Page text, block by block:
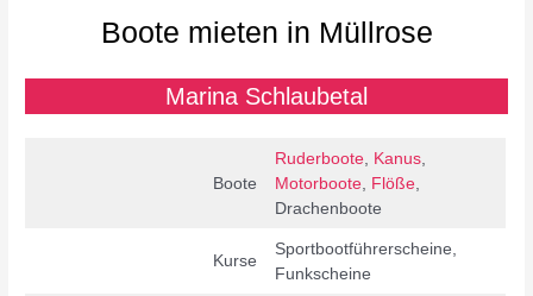
Boote mieten in Müllrose
Marina Schlaubetal
Boote
Ruderboote, Kanus,
Motorboote, Flöße,
Drachenboote
Kurse
Sportbootführerscheine,
Funkscheine